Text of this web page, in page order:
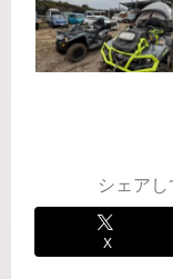
シェア
X